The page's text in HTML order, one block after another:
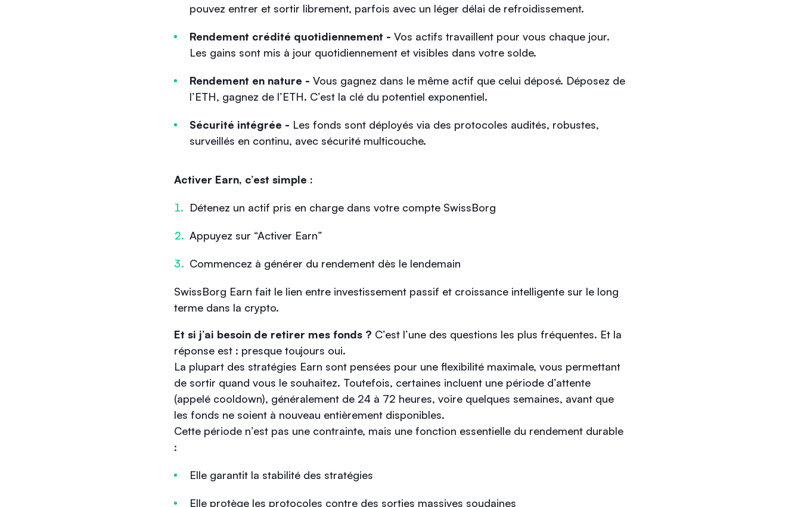
pouvez entrer et sortir librement, parfois avec un léger délai de refroidissement.
Rendement crédité quotidiennement - Vos actifs travaillent pour vous chaque jour.
Les gains sont mis à jour quotidiennement et visibles dans votre solde.
Rendement en nature - Vous gagnez dans le même actif que celui déposé. Déposez de
l’ETH, gagnez de l’ETH. C’est la clé du potentiel exponentiel.
Sécurité intégrée - Les fonds sont déployés via des protocoles audités, robustes,
surveillés en continu, avec sécurité multicouche.
Activer Earn, c’est simple :
Détenez un actif pris en charge dans votre compte SwissBorg
Appuyez sur “Activer Earn”
Commencez à générer du rendement dès le lendemain
SwissBorg Earn fait le lien entre investissement passif et croissance intelligente sur le long
terme dans la crypto.
Et si j’ai besoin de retirer mes fonds ? C’est l’une des questions les plus fréquentes. Et la
réponse est : presque toujours oui.
La plupart des stratégies Earn sont pensées pour une flexibilité maximale, vous permettant
de sortir quand vous le souhaitez. Toutefois, certaines incluent une période d’attente
(appelé cooldown), généralement de 24 à 72 heures, voire quelques semaines, avant que
les fonds ne soient à nouveau entièrement disponibles.
Cette période n’est pas une contrainte, mais une fonction essentielle du rendement durable
:
Elle garantit la stabilité des stratégies
Elle protège les protocoles contre des sorties massives soudaines